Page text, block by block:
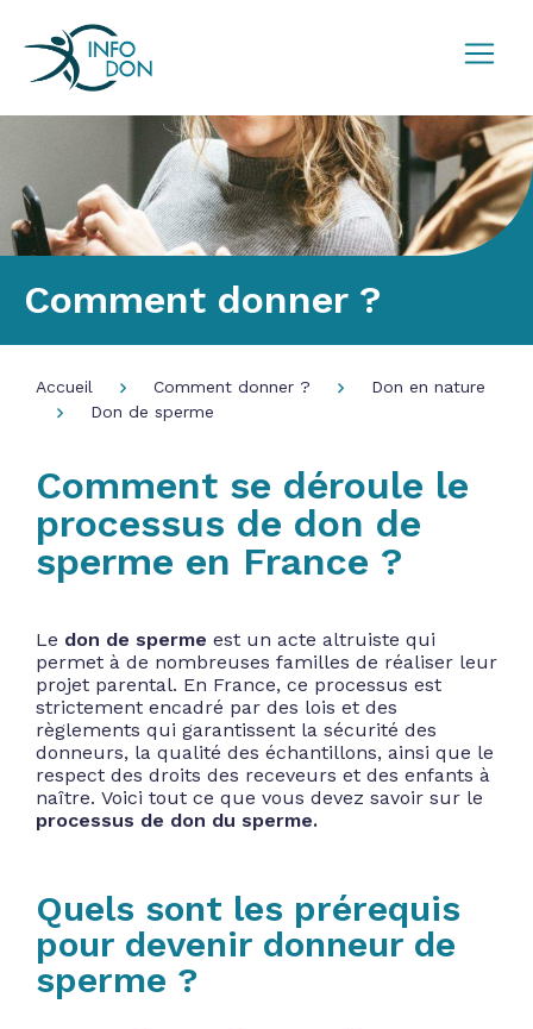
Comment donner ?
Accueil Comment donner ?
Don en nature
Don de sperme
Comment se déroule le
processus de don de
sperme en France ?
Le don de sperme est un acte altruiste qui
permet à de nombreuses familles de réaliser leur
projet parental. En France, ce processus est
strictement encadré par des lois et des
règlements qui garantissent la sécurité des
donneurs, la qualité des échantillons, ainsi que le
respect des droits des receveurs et des enfants à
naître. Voici tout ce que vous devez savoir sur le
processus de don du sperme.
Quels sont les prérequis
pour devenir donneur de
sperme ?